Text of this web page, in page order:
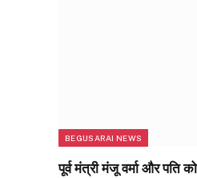
BEGUSARAI NEWS
पूर्व मंत्री मंजू वर्मा और